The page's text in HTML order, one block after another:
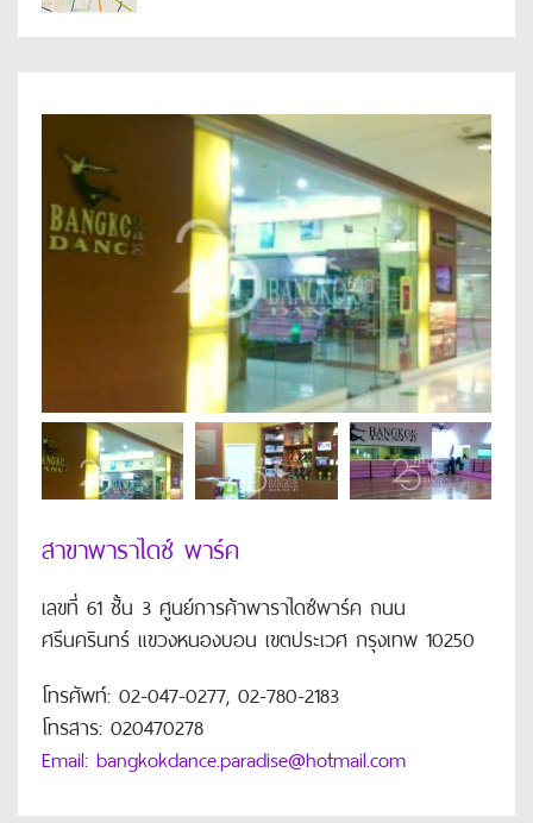
สาขาพาราไดซ์ พาร์ค
เลขที่ 61 ชั้น 3 ศูนย์การค้าพาราไดซ์พาร์ค ถนน
ศรีนครินทร์ แขวงหนองบอน เขตประเวศ กรุงเทพ 10250
โทรศัพท์: 02-047-0277, 02-780-2183
โทรสาร: 020470278
Email: bangkokdance.paradise@hotmail.com